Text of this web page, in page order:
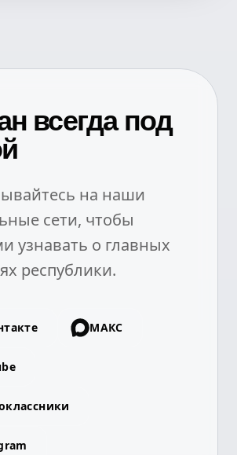
всегда под
на наши
сети, чтобы
узнавать о главных
республики.
МАКС